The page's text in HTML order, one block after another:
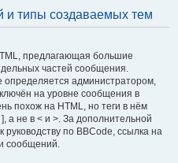
типы создаваемых тем
предлагающая большие
частей сообщения.
определяется администратором,
на уровне сообщения в
похож на HTML, но теги в нём
а не в < и >. За дополнительной
по BBCode, ссылка на
сообщений.